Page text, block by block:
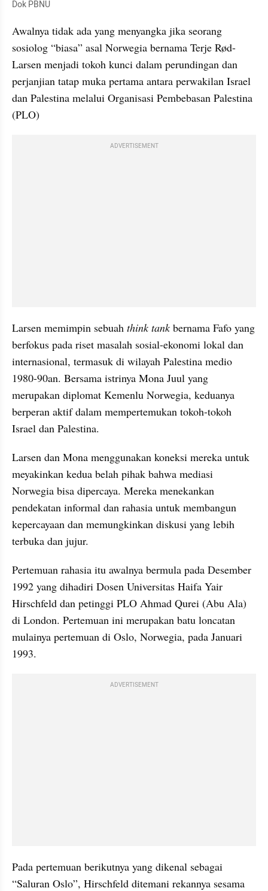
Dok PBNU
Awalnya tidak ada yang menyangka jika seorang
sosiolog “biasa” asal Norwegia bernama Terje Rød-
Larsen menjadi tokoh kunci dalam perundingan dan
perjanjian tatap muka pertama antara perwakilan Israel
dan Palestina melalui Organisasi Pembebasan Palestina
(PLO)
ADVERTISEMENT
Larsen memimpin sebuah think tank bernama Fafo yang
berfokus pada riset masalah sosial-ekonomi lokal dan
internasional, termasuk di wilayah Palestina medio
1980-90an. Bersama istrinya Mona Juul yang
merupakan diplomat Kemenlu Norwegia, keduanya
berperan aktif dalam mempertemukan tokoh-tokoh
Israel dan Palestina.
Larsen dan Mona menggunakan koneksi mereka untuk
meyakinkan kedua belah pihak bahwa mediasi
Norwegia bisa dipercaya. Mereka menekankan
pendekatan informal dan rahasia untuk membangun
kepercayaan dan memungkinkan diskusi yang lebih
terbuka dan jujur.
Pertemuan rahasia itu awalnya bermula pada Desember
1992 yang dihadiri Dosen Universitas Haifa Yair
Hirschfeld dan petinggi PLO Ahmad Qurei (Abu Ala)
di London. Pertemuan ini merupakan batu loncatan
mulainya pertemuan di Oslo, Norwegia, pada Januari
1993.
ADVERTISEMENT
Pada pertemuan berikutnya yang dikenal sebagai
“Saluran Oslo”, Hirschfeld ditemani rekannya sesama